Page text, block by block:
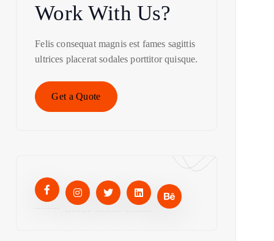
Work With Us?
Felis consequat magnis est fames sagittis
ultrices placerat sodales porttitor quisque.
Get a Quote